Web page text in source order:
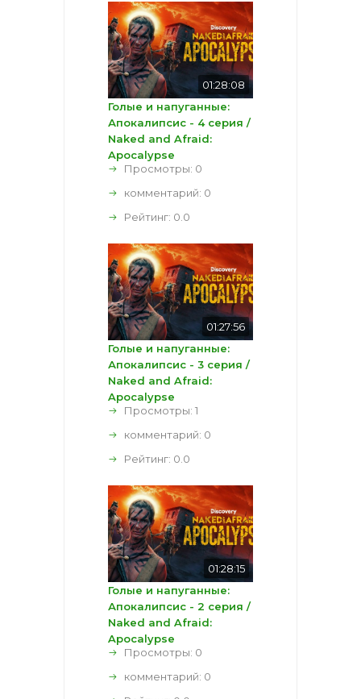
01:28:08
Голые и напуганные:
Апокалипсис - 4 серия /
Naked and Afraid:
Apocalypse
Просмотры: 0
комментарий: 0
Рейтинг: 0.0
01:27:56
Голые и напуганные:
Апокалипсис - 3 серия /
Naked and Afraid:
Apocalypse
Просмотры: 1
комментарий: 0
Рейтинг: 0.0
01:28:15
Голые и напуганные:
Апокалипсис - 2 серия /
Naked and Afraid:
Apocalypse
Просмотры: 0
комментарий: 0